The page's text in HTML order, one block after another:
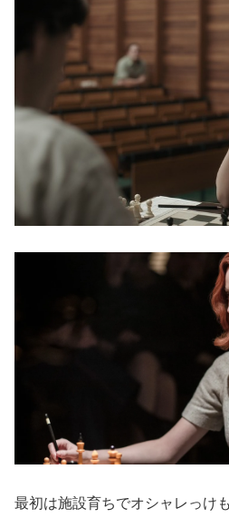
最初は施設育ちでオシャレっけ